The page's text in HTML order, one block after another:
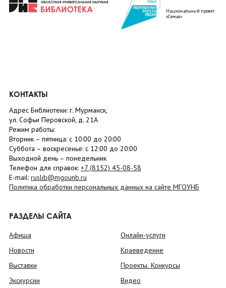
Национальный проект
«Семья»
КОНТАКТЫ
Адрес Библиотеки: г. Мурманск,
ул. Софьи Перовской, д. 21А
Режим работы:
Вторник – пятница: с 10:00 до 20:00
Суббота – воскресенье: c 12:00 до 20:00
Выходной день – понедельник
Телефон для справок: +7 (8152) 45-08-58
E-mail: ruslib@mgounb.ru
Политика обработки персональных данных на сайте МГОУНБ
РАЗДЕЛЫ САЙТА
Афиша
Новости
Выставки
Экскурсии
Онлайн-услуги
Краеведение
Проекты. Конкурсы
Видео